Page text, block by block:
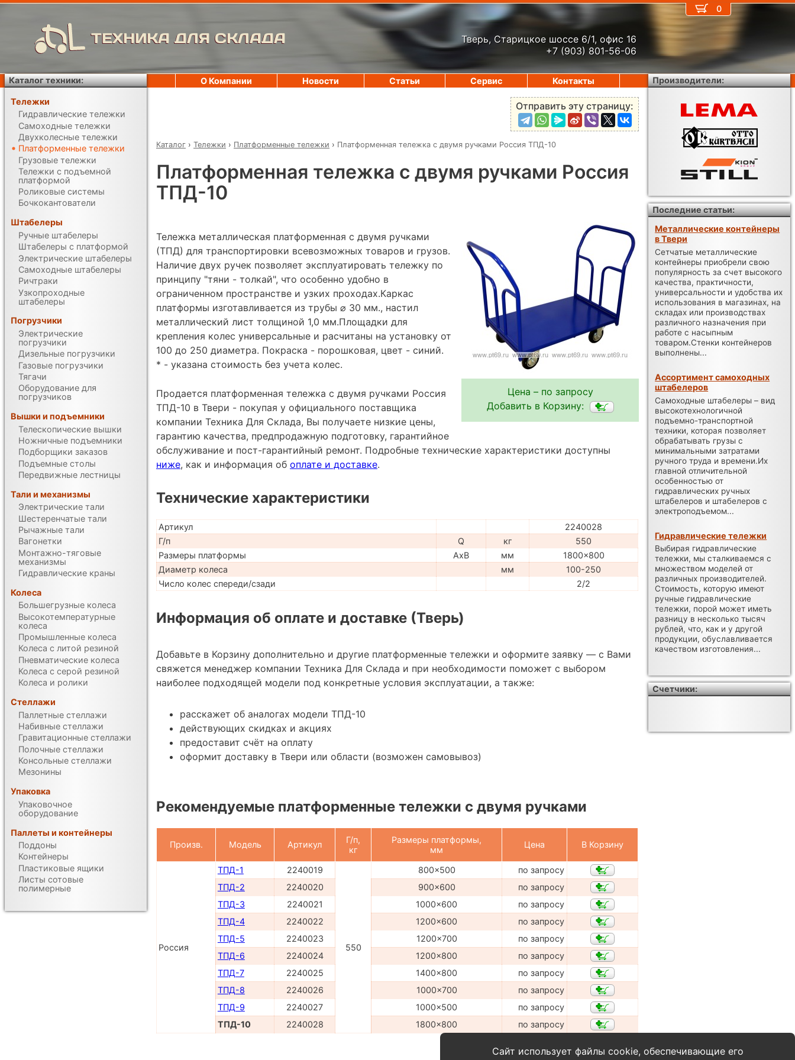
ТЕХНИКА ДЛЯ СКЛАДА
Тверь, Старицкое шоссе 6/1, офис 16
+7 (903) 801-56-06
Отправить эту страницу:
Каталог › Тележки › Платформенные тележки › Платформенная тележка с двумя ручками Россия ТПД-10
Платформенная тележка с двумя ручками Россия
ТПД-10
Цена – по запросу
Добавить в Корзину:
Тележка металлическая платформенная с двумя ручками
(ТПД) для транспортировки всевозможных товаров и грузов.
Наличие двух ручек позволяет эксплуатировать тележку по
принципу "тяни - толкай", что особенно удобно в
ограниченном пространстве и узких проходах.Каркас
платформы изготавливается из трубы ⌀ 30 мм., настил
металлический лист толщиной 1,0 мм.Площадки для
крепления колес универсальные и расчитаны на установку от
100 до 250 диаметра. Покраска - порошковая, цвет - синий.
* - указана стоимость без учета колес.
Продается платформенная тележка с двумя ручками Россия
ТПД-10 в Твери - покупая у официального поставщика
компании Техника Для Склада, Вы получаете низкие цены,
гарантию качества, предпродажную подготовку, гарантийное
обслуживание и пост-гарантийный ремонт. Подробные технические характеристики доступны
ниже, как и информация об оплате и доставке.
Технические характеристики
Артикул
2240028
Г/п
Q кг
550
Размеры платформы
AxB мм
1800x800
Диаметр колеса
мм
100-250
Число колес спереди/сзади
2/2
Информация об оплате и доставке (Тверь)
Добавьте в Корзину дополнительно и другие платформенные тележки и оформите заявку — с Вами
свяжется менеджер компании Техника Для Склада и при необходимости поможет с выбором
наиболее подходящей модели под конкретные условия эксплуатации, а также:
расскажет об аналогах модели ТПД-10
действующих скидках и акциях
предоставит счёт на оплату
оформит доставку в Твери или области (возможен самовывоз)
Рекомендуемые платформенные тележки с двумя ручками
Произв. Модель Артикул
Г/п,
кг
Размеры платформы,
мм
Цена В Корзину
Россия
ТПД-1 2240019
550
800x500
по запросу
ТПД-2
2240020 900x600
по запросу
ТПД-3
2240021 1000x600
по запросу
ТПД-4
2240022 1200x600
по запросу
ТПД-5
2240023 1200x700
по запросу
ТПД-6
2240024 1200x800
по запросу
ТПД-7
2240025 1400x800
по запросу
ТПД-8
2240026 1000x700
по запросу
ТПД-9
2240027 1000x500
по запросу
ТПД-10
2240028 1800x800 по запросу
0
О Компании Новости Статьи Сервис Контакты
Каталог техники:
Тележки
Гидравлические тележки
Самоходные тележки
Двухколесные тележки
Платформенные тележки
Грузовые тележки
Тележки с подъемной
платформой
Роликовые системы
Бочкокантователи
Штабелеры
Ручные штабелеры
Штабелеры с платформой
Электрические штабелеры
Самоходные штабелеры
Ричтраки
Узкопроходные
штабелеры
Погрузчики
Электрические
погрузчики
Дизельные погрузчики
Газовые погрузчики
Тягачи
Оборудование для
погрузчиков
Вышки и подъемники
Телескопические вышки
Ножничные подъемники
Подборщики заказов
Подъемные столы
Передвижные лестницы
Тали и механизмы
Электрические тали
Шестеренчатые тали
Рычажные тали
Вагонетки
Монтажно-тяговые
механизмы
Гидравлические краны
Колеса
Большегрузные колеса
Высокотемпературные
колеса
Промышленные колеса
Колеса с литой резиной
Пневматические колеса
Колеса с серой резиной
Колеса и ролики
Стеллажи
Паллетные стеллажи
Набивные стеллажи
Гравитационные стеллажи
Полочные стеллажи
Консольные стеллажи
Мезонины
Упаковка
Упаковочное
оборудование
Паллеты и контейнеры
Поддоны
Контейнеры
Пластиковые ящики
Листы сотовые
полимерные
Производители:
Последние статьи:
Металлические контейнеры
в Твери
Сетчатые металлические
контейнеры приобрели свою
популярность за счет высокого
качества, практичности,
универсальности и удобства их
использования в магазинах, на
складах или производствах
различного назначения при
работе с насыпным
товаром.Стенки контейнеров
выполнены...
Ассортимент самоходных
штабелеров
Самоходные штабелеры – вид
высокотехнологичной
подъемно-транспортной
техники, которая позволяет
обрабатывать грузы с
минимальными затратами
ручного труда и времени.Их
главной отличительной
особенностью от
гидравлических ручных
штабелеров и штабелеров с
электроподъемом...
Гидравлические тележки
Выбирая гидравлические
тележки, мы сталкиваемся с
множеством моделей от
различных производителей.
Стоимость, которую имеют
ручные гидравлические
тележки, порой может иметь
разницу в несколько тысяч
рублей, что, как и у другой
продукции, обуславливается
качеством изготовления...
Счетчики:
Сайт использует файлы cookie, обеспечивающие его